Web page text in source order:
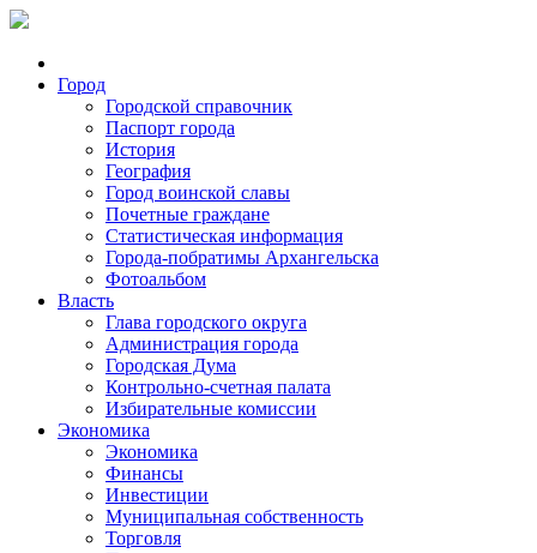
Город
Городской справочник
Паспорт города
История
География
Город воинской славы
Почетные граждане
Статистическая информация
Города-побратимы Архангельска
Фотоальбом
Власть
Глава городского округа
Администрация города
Городская Дума
Контрольно-счетная палата
Избирательные комиссии
Экономика
Экономика
Финансы
Инвестиции
Муниципальная собственность
Торговля